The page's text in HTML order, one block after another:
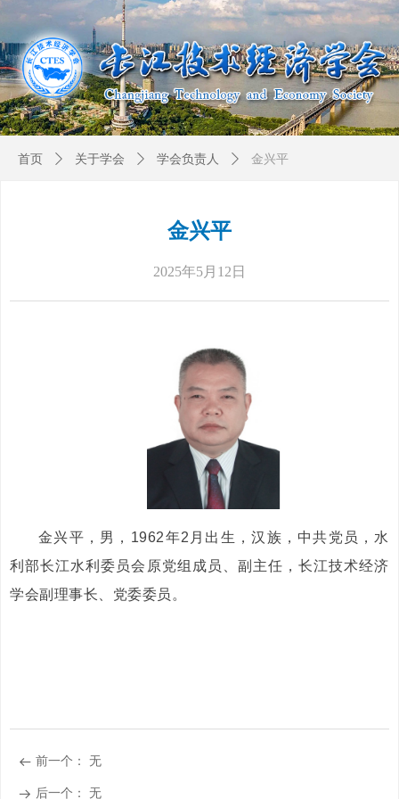
金兴平
뀷 前一个： 无
뀠 后一个： 无
2025年5月12日
金兴平，男，1962年2月出生，汉族，中共党员，水
利部长江水利委员会原党组成员、副主任，长江技术经济
学会副理事长、党委委员。
首页 ꄲ 关于学会 ꄲ 学会负责人 ꄲ 金兴平